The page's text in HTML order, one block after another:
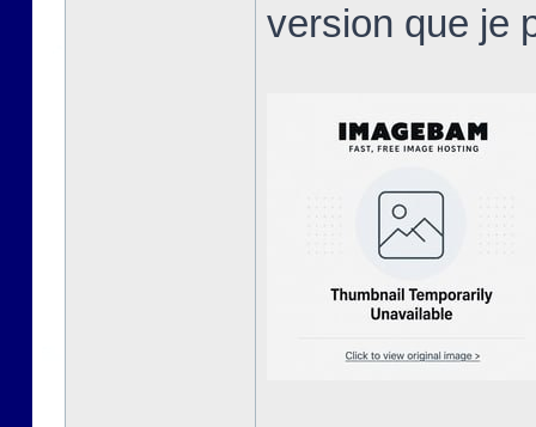
version que je